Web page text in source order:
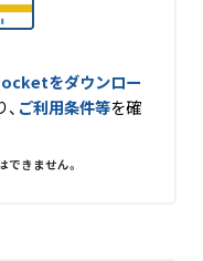
をダウンロー
ご利用条件等を確
きません。